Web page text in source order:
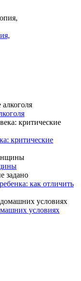
критические
как отличить
условиях